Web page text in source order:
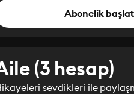
Abonelik başlat
(3 hesap)
sevdikleri ile